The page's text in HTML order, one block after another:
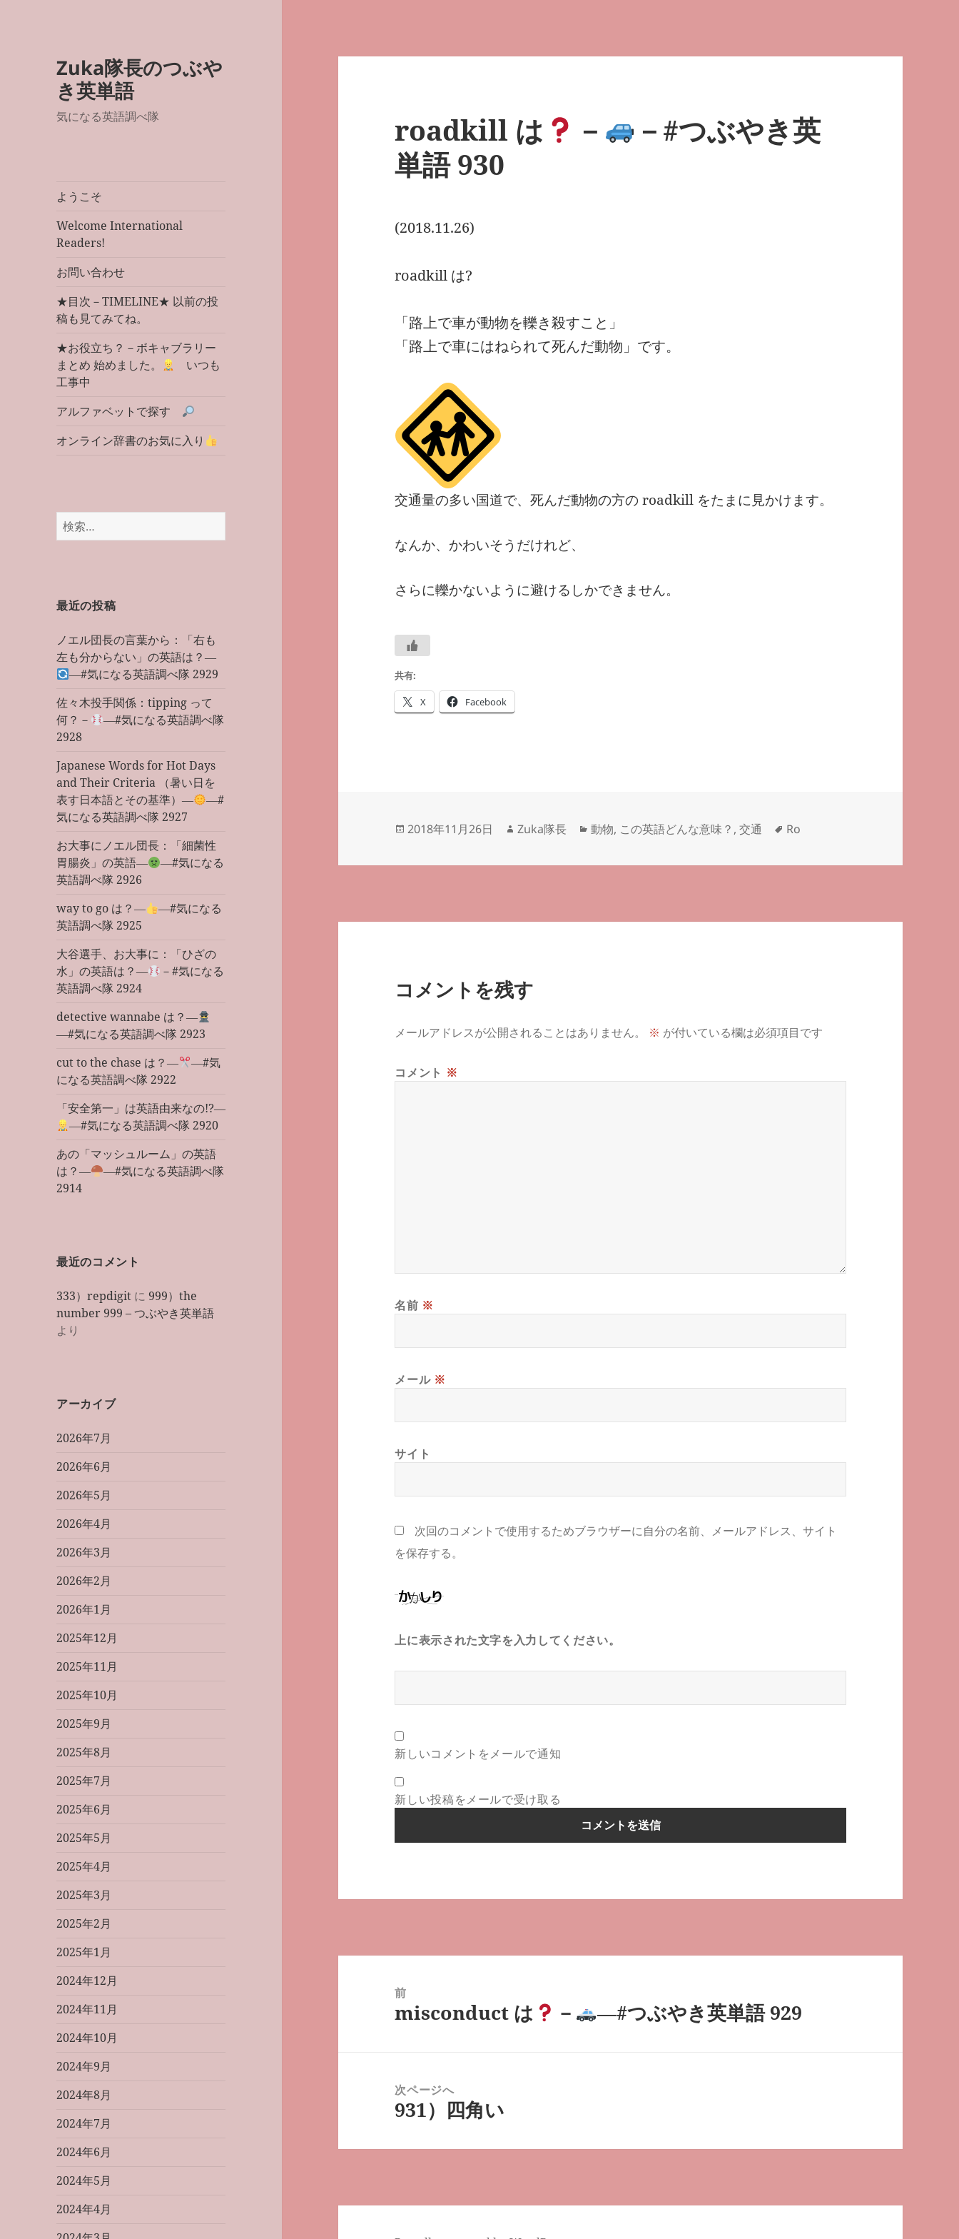
Zuka隊長のつぶや
き英単語
気になる英語調べ隊
ようこそ
Welcome International
Readers!
お問い合わせ
★目次－TIMELINE★ 以前の投
稿も見てみてね。
★お役立ち？－ボキャブラリー
まとめ 始めました。
いつも
工事中
アルファベットで探す
オンライン辞書のお気に入り
検
索:
最近の投稿
ノエル団長の言葉から：「右も
左も分からない」の英語は？―
―#気になる英語調べ隊 2929
佐々木投手関係：tipping って
何？－
―#気になる英語調べ隊
2928
Japanese Words for Hot Days
and Their Criteria （暑い日を
表す日本語とその基準）―
―#
気になる英語調べ隊 2927
お大事にノエル団長：「細菌性
胃腸炎」の英語―
―#気になる
英語調べ隊 2926
way to go は？―
―#気になる
英語調べ隊 2925
大谷選手、お大事に：「ひざの
水」の英語は？―
－#気になる
英語調べ隊 2924
detective wannabe は？―
―#気になる英語調べ隊 2923
cut to the chase は？―
―#気
になる英語調べ隊 2922
「安全第一」は英語由来なの!?―
―#気になる英語調べ隊 2920
あの「マッシュルーム」の英語
は？―
―#気になる英語調べ隊
2914
最近のコメント
333）repdigit に999）the
number 999 – つぶやき英単語
より
アーカイブ
2026年7月
2026年6月
2026年5月
2026年4月
2026年3月
2026年2月
2026年1月
2025年12月
2025年11月
2025年10月
2025年9月
2025年8月
2025年7月
2025年6月
2025年5月
2025年4月
2025年3月
2025年2月
2025年1月
2024年12月
2024年11月
2024年10月
2024年9月
2024年8月
2024年7月
2024年6月
2024年5月
2024年4月
roadkill は －
－#つぶやき英
単語 930
(2018.11.26)
roadkill は?
「路上で車が動物を轢き殺すこと」
「路上で車にはねられて死んだ動物」です。
交通量の多い国道で、死んだ動物の方の roadkill をたまに見かけます。
なんか、かわいそうだけれど、
さらに轢かないように避けるしかできません。
共有:
X Facebook
投
日:
2018年11月26日
作
者
Zuka隊長
カ
ゴ
動物, この英語どんな意味？ ,交通
タ
Ro
コメントを残す
メールアドレスが公開されることはありません。 ※ が付いている欄は必須項目です
コメント ※
名前 ※
メール ※
サイト
次回のコメントで使用するためブラウザーに自分の名前、メールアドレス、サイト
を保存する。
上に表示された文字を入力してください。
新しいコメントをメールで通知
新しい投稿をメールで受け取る
前
前
misconduct は － ―#つぶやき英単語 929
次ページへ
次
投
931）四角い